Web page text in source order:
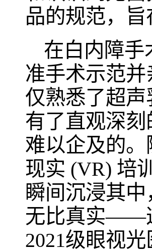
品的规范，
在白内障手
准手术示范
仅熟悉了超
有了直观深
难以企及的
现实 (VR) 培
瞬间沉浸其
无比真实——
2021级眼视